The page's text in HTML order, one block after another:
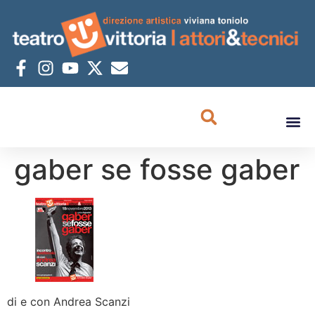
gaber se fosse gaber
di e con Andrea Scanzi